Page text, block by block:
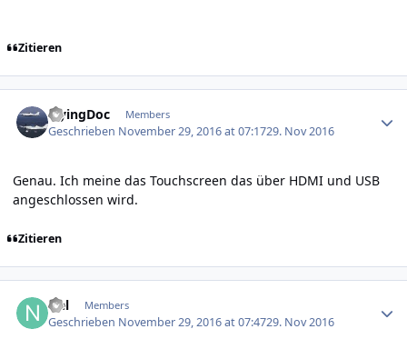
Zitieren
FlyingDoc Members
Geschrieben November 29, 2016 at 07:1729. Nov 2016
Genau. Ich meine das Touchscreen das über HDMI und USB
angeschlossen wird.
Zitieren
Nel Members
Geschrieben November 29, 2016 at 07:4729. Nov 2016